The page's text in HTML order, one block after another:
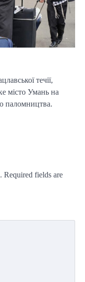
течії,
місто Умань на
паломництва.
Required fields are